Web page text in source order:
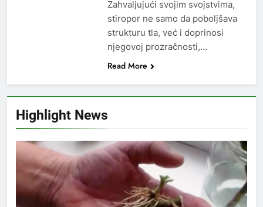
Highlight News
Zahvaljujući svojim svojstvima,
stiropor ne samo da poboljšava
strukturu tla, već i doprinosi
njegovoj prozračnosti,…
Read More